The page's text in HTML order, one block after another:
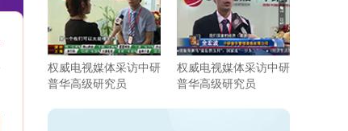
权威电视媒体采访中研
普华高级研究员
权威电视媒体采访中研
普华高级研究员